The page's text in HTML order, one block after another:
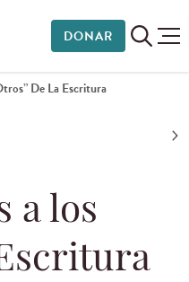
DONAR
De La Escritura
a los